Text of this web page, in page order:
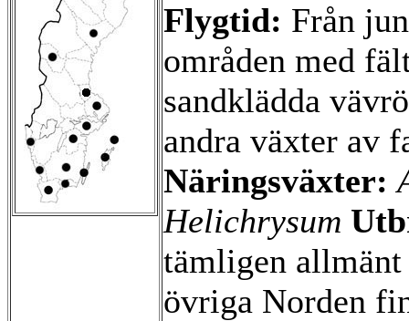
Flygtid: Från
områden med
sandklädda
andra växter av
Näringsväxter:
Helichrysum
tämligen
övriga Norden